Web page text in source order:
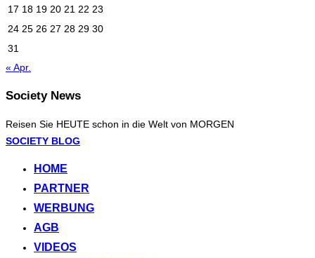
17 18 19 20 21 22 23
24 25 26 27 28 29 30
31
« Apr.
Society News
Reisen Sie HEUTE schon in die Welt von MORGEN
Zum
springen
SOCIETY BLOG
HOME
PARTNER
WERBUNG
AGB
VIDEOS